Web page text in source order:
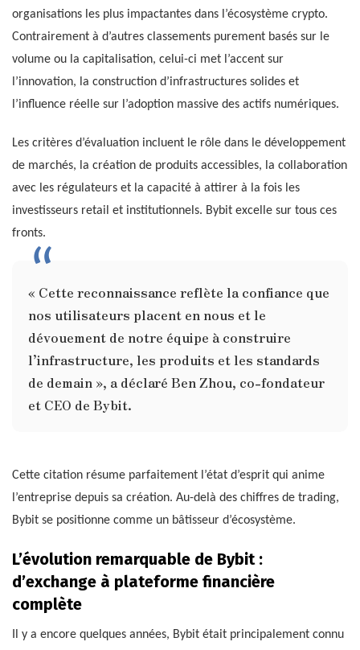
organisations les plus impactantes dans l’écosystème crypto.
Contrairement à d’autres classements purement basés sur le
volume ou la capitalisation, celui-ci met l’accent sur
l’innovation, la construction d’infrastructures solides et
l’influence réelle sur l’adoption massive des actifs numériques.
Les critères d’évaluation incluent le rôle dans le développement
de marchés, la création de produits accessibles, la collaboration
avec les régulateurs et la capacité à attirer à la fois les
investisseurs retail et institutionnels. Bybit excelle sur tous ces
fronts.
« Cette reconnaissance reflète la confiance que
nos utilisateurs placent en nous et le
dévouement de notre équipe à construire
l’infrastructure, les produits et les standards
de demain », a déclaré Ben Zhou, co-fondateur
et CEO de Bybit.
Cette citation résume parfaitement l’état d’esprit qui anime
l’entreprise depuis sa création. Au-delà des chiffres de trading,
Bybit se positionne comme un bâtisseur d’écosystème.
L’évolution remarquable de Bybit :
d’exchange à plateforme financière
complète
Il y a encore quelques années, Bybit était principalement connu